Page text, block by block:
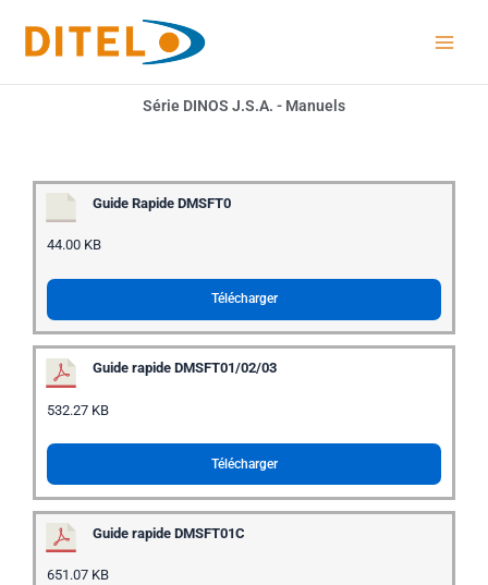
contenu
Série DINOS J.S.A. - Manuels
Guide Rapide DMSFT0
44.00 KB
Télécharger
Guide rapide DMSFT01/02/03
532.27 KB
Télécharger
Guide rapide DMSFT01C
651.07 KB